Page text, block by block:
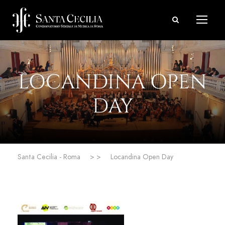
LOCANDINA OPEN
DAY
Santa Cecilia - Roma > > Locandina Open Day